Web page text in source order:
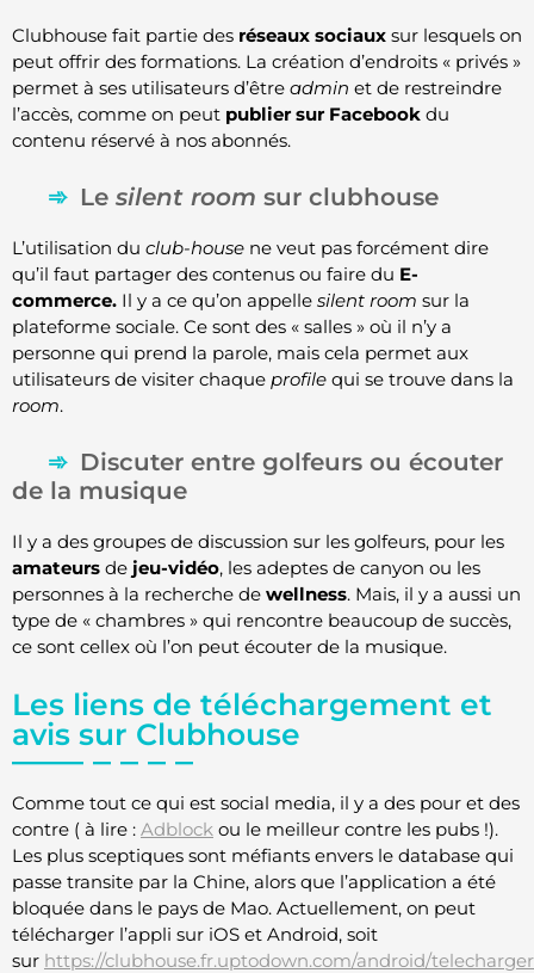
Clubhouse fait partie des réseaux sociaux sur lesquels on
peut offrir des formations. La création d’endroits « privés »
permet à ses utilisateurs d’être admin et de restreindre
l’accès, comme on peut publier sur Facebook du
contenu réservé à nos abonnés.
Le silent room sur clubhouse
L’utilisation du club-house ne veut pas forcément dire
qu’il faut partager des contenus ou faire du E-
commerce. Il y a ce qu’on appelle silent room sur la
plateforme sociale. Ce sont des « salles » où il n’y a
personne qui prend la parole, mais cela permet aux
utilisateurs de visiter chaque profile qui se trouve dans la
room.
Discuter entre golfeurs ou écouter
de la musique
Il y a des groupes de discussion sur les golfeurs, pour les
amateurs de jeu-vidéo, les adeptes de canyon ou les
personnes à la recherche de wellness. Mais, il y a aussi un
type de « chambres » qui rencontre beaucoup de succès,
ce sont cellex où l’on peut écouter de la musique.
Les liens de téléchargement et
avis sur Clubhouse
Comme tout ce qui est social media, il y a des pour et des
contre ( à lire : Adblock ou le meilleur contre les pubs !).
Les plus sceptiques sont méfiants envers le database qui
passe transite par la Chine, alors que l’application a été
bloquée dans le pays de Mao. Actuellement, on peut
télécharger l’appli sur iOS et Android, soit
sur https://clubhouse.fr.uptodown.com/android/telecharger